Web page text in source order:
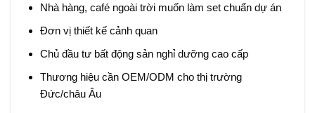
Nhà hàng, café ngoài trời muốn làm set chuẩn dự án
Đơn vị thiết kế cảnh quan
Chủ đầu tư bất động sản nghỉ dưỡng cao cấp
Thương hiệu cần OEM/ODM cho thị trường
Đức/châu Âu